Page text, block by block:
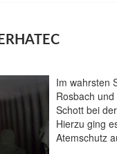
Im wahrsten
Rosbach
Schott bei
Hierzu ging
Atemschutz